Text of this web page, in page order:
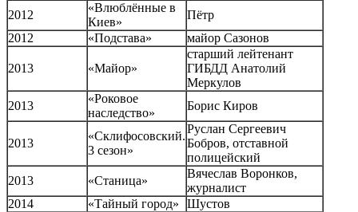
2012
«Влюблённые в
Киев»
Пётр
2012
«Подстава» майор Сазонов
2013 «Майор»
старший лейтенант
ГИБДД Анатолий
Меркулов
2013
«Роковое
наследство»
Борис Киров
2013
«Склифосовский.
3 сезон»
Руслан Сергеевич
Бобров, отставной
полицейский
2013
«Станица»
Вячеслав Воронков,
журналист
2014
«Тайный город»
Шустов